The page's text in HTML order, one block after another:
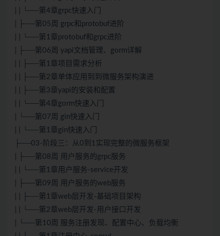
| | └──第4章grpc快速入门
| ├──第05周 grpc和protobuf进阶
| | └──第1章protobuf和grpc进阶
| ├──第06周 yapi文档管理、gorm详解
| | ├──第1章项目需求分析
| | ├──第2章单体应用到到微服务架构演进
| | ├──第3章yapi的安装和配置
| | └──第4章gorm快速入门
| └──第07周 gin快速入门
| | └──第1章gin快速入门
├──03-阶段三：从0到1实现完整的微服务框架
| ├──第08周 用户服务的grpc服务
| | └──第1章用户服务-service开发
| ├──第09周 用户服务的web服务
| | ├──第1章web层开发-基础项目架构
| | └──第2章web层开发-用户接口开发
| └──第10周 服务注册发现、配置中心、负载均衡